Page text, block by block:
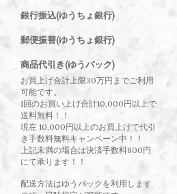
銀行振込(ゆうちょ銀行)
郵便振替(ゆうちょ銀行)
商品代引き(ゆうパック)
お買上げ合計上限30万円までご利用
可能です。
1回のお買い上げ合計10,000円以上で
送料無料！！
現在 10,000円以上のお買上げで代引
き手数料無料キャンペーン中！！
上記未満の場合は決済手数料800円
にて承ります！！
配送方法はゆうパックを利用します